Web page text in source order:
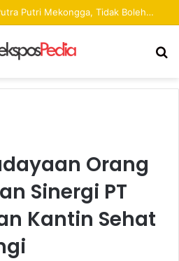
Pekan Raya ANTAM Hadirkan Ruang Promosi UMKM dan Hiburan bagi Masyarakat
Orang
Sinergi PT
Kantin Sehat